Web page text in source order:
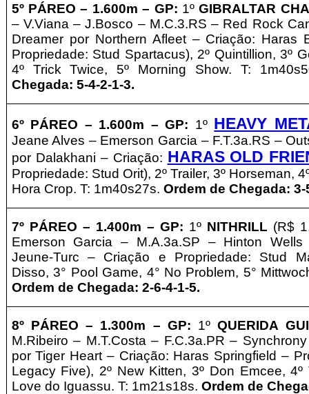
5º PÁREO – 1.600m – GP: 1ºGIBRALTAR
– V.Viana – J.Bosco – M.C.3.RS – Red Rock
Dreamer por Northern Afleet – Criação: Haras
Propriedade: Stud Spartacus), 2º Quintillion, 3º
4º Trick Twice, 5º Morning Show. T:
Chegada: 5-4-2-1-3.
6º PÁREO – 1.600m – GP: 1º HEAVY
Jeane Alves – Emerson Garcia – F.T.3a.RS –
por Dalakhani – Criação: HARAS OLD
Propriedade: Stud Orit), 2º Trailer, 3º Horseman,
Hora Crop. T: 1m40s27s. Ordem de Chegada: 3-
7º PÁREO – 1.400m – GP: 1º NITHRILL (R$
Emerson Garcia – M.A.3a.SP – Hinton
Jeune-Turc – Criação e Propriedade: Stud
Disso, 3° Pool Game, 4° No Problem, 5°
Ordem de Chegada: 2-6-4-1-5.
8º PÁREO – 1.300m – GP: 1º QUERIDA
M.Ribeiro– M.T.Costa – F.C.3a.PR –
por Tiger Heart – Criação: Haras Springfield –
Legacy Five), 2º New Kitten, 3º Don Emcee, 4º
Love do Iguassu. T: 1m21s18s. Ordem de